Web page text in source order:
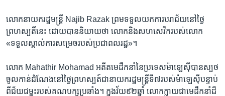
លោក​នាយក​រដ្ឋមន្ត្រី​ ​Najib Razak​ ​ព្រម​ទទួល​យក​ការ​បរាជ័យ​នៅ​ថ្ងៃ​
ព្រហស្បតិ៍​នេះ ដោយ​បាន​និយាយ​ថា លោក​និង​សហសេវិក​របស់​លោក​ ​
«ទទួល​ស្គាល់​ការ​សម្រេច​របស់​ប្រជាពលរដ្ឋ»។
លោក​ ​Mahathir Mohamad ​អតីត​មេដឹកនាំ​នៃ​ប្រទេស​ម៉ាឡេស៊ី​បាន​ស្បថ​
ចូល​កាន់​ដំណែង​នៅ​ថ្ងៃ​ព្រហ​ស្បត៍​ជានាយក​រដ្ឋមន្រ្តី​ទី​៧​របស់​ម៉ាឡេស៊ី​បន្ទាប់​
ពីជ័យ​ជម្នះរបស់​គណបក្ស​ប្រឆាំង​។ ក្នុងវ័យ​៩២ឆ្នាំ​ ​លោក​ក្លាយ​ជាមេដឹកនាំ​ដ៏​